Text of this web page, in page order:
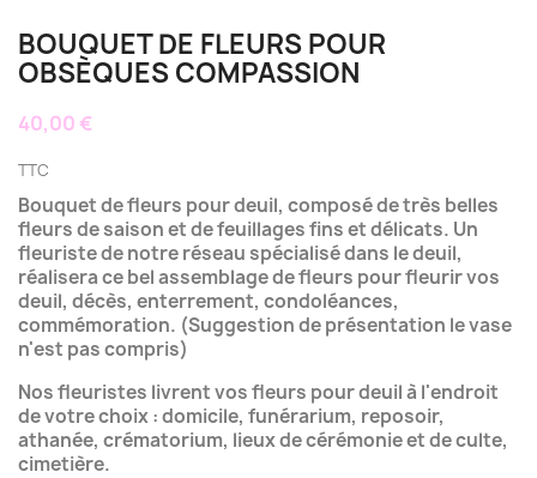
BOUQUET DE FLEURS POUR
OBSÈQUES COMPASSION
40,00 €
TTC
Bouquet de fleurs pour deuil, composé de très belles
fleurs de saison et de feuillages fins et délicats. Un
fleuriste de notre réseau spécialisé dans le deuil,
réalisera ce bel assemblage de fleurs pour fleurir vos
deuil, décès, enterrement, condoléances,
commémoration. (Suggestion de présentation le vase
n'est pas compris)
Nos fleuristes livrent vos fleurs pour deuil à l'endroit
de votre choix : domicile, funérarium, reposoir,
athanée, crématorium, lieux de cérémonie et de culte,
cimetière.